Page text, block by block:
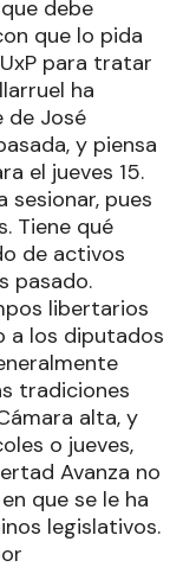
debe
que lo pida
para tratar
ha
de José
y piensa
el jueves 15.
sesionar, pues
Tiene qué
de activos
pasado.
libertarios
a los diputados
tradiciones
alta, y
o jueves,
Avanza no
que se le ha
legislativos.